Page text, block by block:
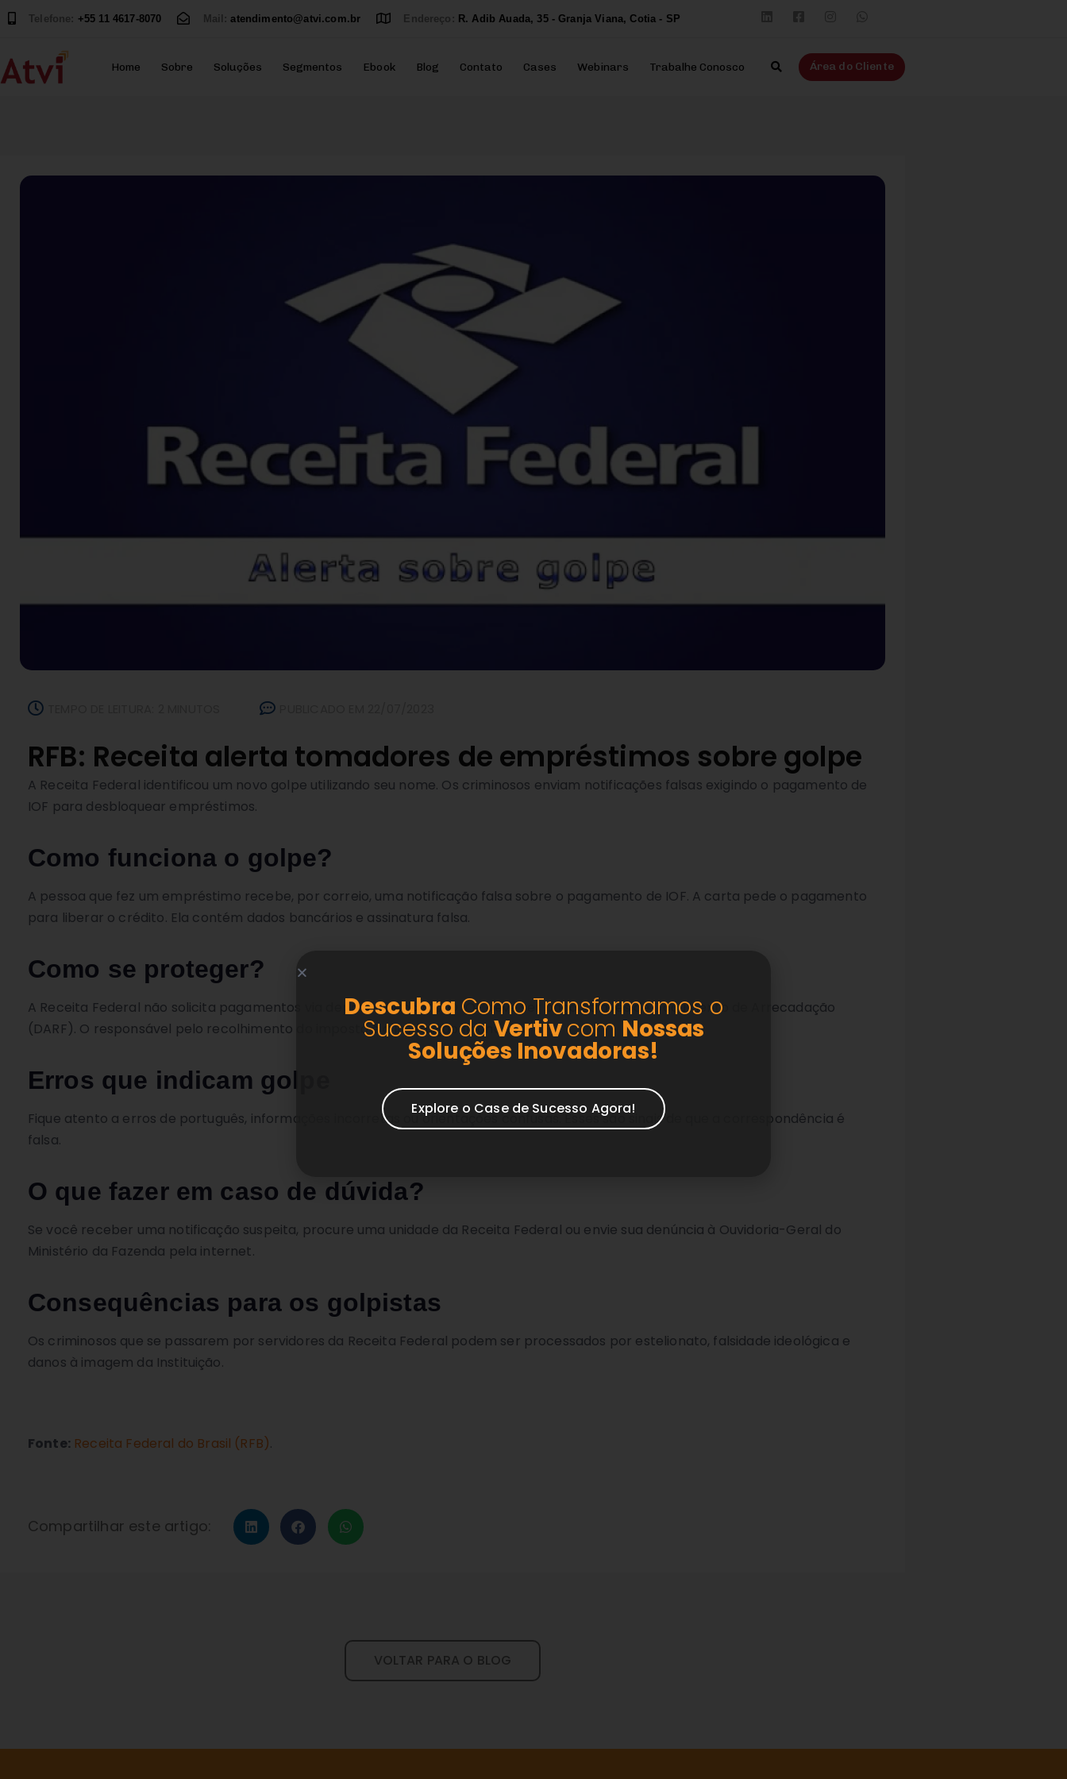
Telefone: +55 11 4617-8070 Mail:atendimento@atvi.com.br Endereço: R. Adib Auada, 35 - Granja Viana, Cotia - SP
Home Sobre Soluções Segmentos Ebook Blog Contato Cases Webinars Trabalhe Conosco Área do Cliente
RFB: Receita alerta tomadores de empréstimos sobre golpe
A Receita Federal identificou um novo golpe utilizando seu nome. Os criminosos enviam notificações falsas exigindo o pagamento de
IOF para desbloquear empréstimos.
Como funciona o golpe?
A pessoa que fez um empréstimo recebe, por correio, uma notificação falsa sobre o pagamento de IOF. A carta pede o pagamento
para liberar o crédito. Ela contém dados bancários e assinatura falsa.
Como se proteger?
A Receita Federal não solicita pagamentos via depósito bancário. O IOF deve ser pago através de Documento de Arrecadação
(DARF). O responsável pelo recolhimento do imposto é a instituição financeira.
Erros que indicam golpe
Fique atento a erros de português, informações incorretas ou orientações confusas. Esses são sinais de que a correspondência é
falsa.
O que fazer em caso de dúvida?
Se você receber uma notificação suspeita, procure uma unidade da Receita Federal ou envie sua denúncia à Ouvidoria-Geral do
Ministério da Fazenda pela internet.
Consequências para os golpistas
Os criminosos que se passarem por servidores da Receita Federal podem ser processados por estelionato, falsidade ideológica e
danos à imagem da Instituição.
Fonte: Receita Federal do Brasil (RFB).
Compartilhar este artigo:
VOLTAR PARA O BLOG
Descubra Como Transformamos o
Sucesso da Vertivcom Nossas
Soluções Inovadoras!
Explore o Case de Sucesso Agora!